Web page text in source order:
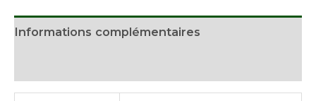
Informations complémentaires